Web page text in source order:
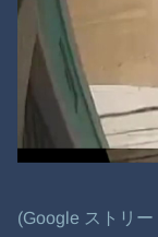
(Google ストリ